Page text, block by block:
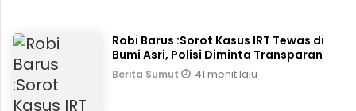
Robi Barus :Sorot Kasus IRT Tewas di
Bumi Asri, Polisi Diminta Transparan
Berita Sumut 41 menit lalu